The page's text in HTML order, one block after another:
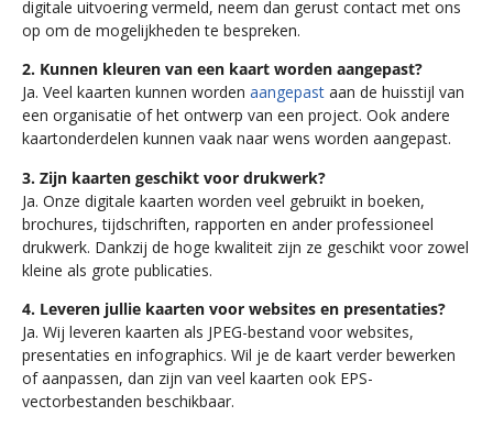
digitale uitvoering vermeld, neem dan gerust contact met ons
op om de mogelijkheden te bespreken.
2. Kunnen kleuren van een kaart worden aangepast?
Ja. Veel kaarten kunnen worden aangepast aan de huisstijl van
een organisatie of het ontwerp van een project. Ook andere
kaartonderdelen kunnen vaak naar wens worden aangepast.
3. Zijn kaarten geschikt voor drukwerk?
Ja. Onze digitale kaarten worden veel gebruikt in boeken,
brochures, tijdschriften, rapporten en ander professioneel
drukwerk. Dankzij de hoge kwaliteit zijn ze geschikt voor zowel
kleine als grote publicaties.
4. Leveren jullie kaarten voor websites en presentaties?
Ja. Wij leveren kaarten als JPEG-bestand voor websites,
presentaties en infographics. Wil je de kaart verder bewerken
of aanpassen, dan zijn van veel kaarten ook EPS-
vectorbestanden beschikbaar.